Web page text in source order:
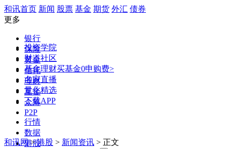
和讯首页 新闻 股票 基金 期货 外汇 债券
更多
银行
保险
黄金
信托
理财
互金
众筹
P2P
行情
数据
港股
投资学院
财道社区
基金理财买基金0申购费>
名家直播
量化精选
下载APP
和讯网>港股 > 新闻资讯 > 正文